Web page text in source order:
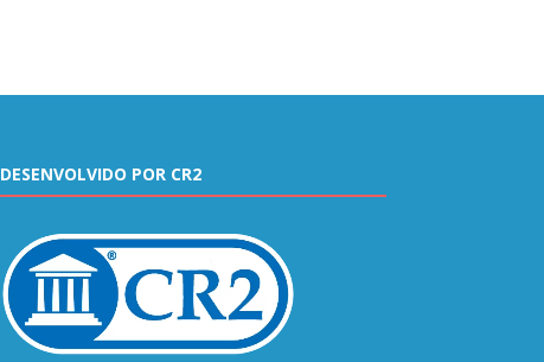
DESENVOLVIDO POR CR2